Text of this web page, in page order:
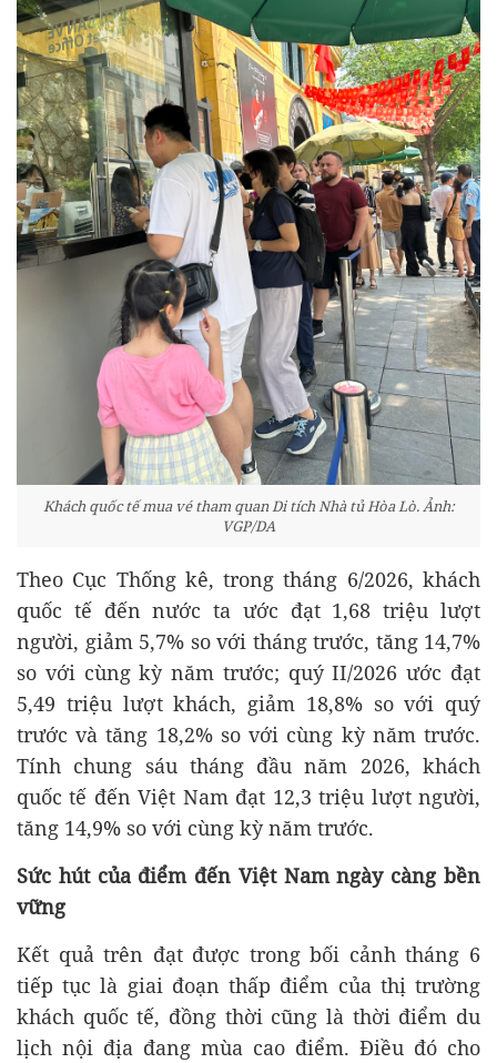
Khách quốc tế mua vé tham quan Di tích Nhà tủ Hòa Lò. Ảnh:
VGP/DA
Theo Cục Thống kê, trong tháng 6/2026, khách
quốc tế đến nước ta ước đạt 1,68 triệu lượt
người, giảm 5,7% so với tháng trước, tăng 14,7%
so với cùng kỳ năm trước; quý II/2026 ước đạt
5,49 triệu lượt khách, giảm 18,8% so với quý
trước và tăng 18,2% so với cùng kỳ năm trước.
Tính chung sáu tháng đầu năm 2026, khách
quốc tế đến Việt Nam đạt 12,3 triệu lượt người,
tăng 14,9% so với cùng kỳ năm trước.
Sức hút của điểm đến Việt Nam ngày càng bền
vững
Kết quả trên đạt được trong bối cảnh tháng 6
tiếp tục là giai đoạn thấp điểm của thị trường
khách quốc tế, đồng thời cũng là thời điểm du
lịch nội địa đang mùa cao điểm. Điều đó cho